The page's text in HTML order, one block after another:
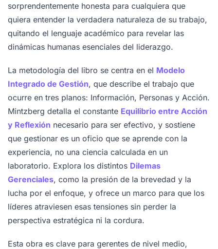
sorprendentemente honesta para cualquiera que
quiera entender la verdadera naturaleza de su trabajo,
quitando el lenguaje académico para revelar las
dinámicas humanas esenciales del liderazgo.
La metodología del libro se centra en el Modelo
Integrado de Gestión, que describe el trabajo que
ocurre en tres planos: Información, Personas y Acción.
Mintzberg detalla el constante Equilibrio entre Acción
y Reflexión necesario para ser efectivo, y sostiene
que gestionar es un oficio que se aprende con la
experiencia, no una ciencia calculada en un
laboratorio. Explora los distintos Dilemas
Gerenciales, como la presión de la brevedad y la
lucha por el enfoque, y ofrece un marco para que los
líderes atraviesen esas tensiones sin perder la
perspectiva estratégica ni la cordura.
Esta obra es clave para gerentes de nivel medio,